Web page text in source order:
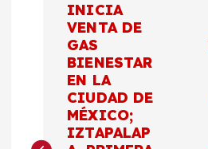
INICIA
VENTA DE
GAS
BIENESTAR
EN LA
CIUDAD DE
MÉXICO;
IZTAPALAP